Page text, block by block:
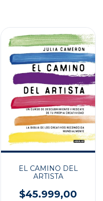
EL CAMINO DEL
ARTISTA
$45.999,00